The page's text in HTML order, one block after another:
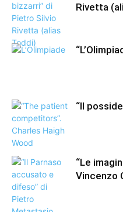
Rivetta
“Il
“Le
Vincenzo